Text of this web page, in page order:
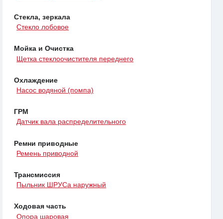
Стекла, зеркала
Стекло лобовое
Мойка и Очистка
Щетка стеклоочистителя переднего
Охлаждение
Насос водяной (помпа)
ГРМ
Датчик вала распределительного
Ремни приводные
Ремень приводной
Трансмиссия
Пыльник ШРУСа наружный
Ходовая часть
Опора шаровая